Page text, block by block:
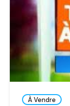
À Vendre